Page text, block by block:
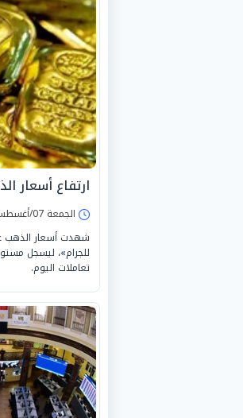
ارتفاع أسعار
الجمعة 07/أغسطس/2026 - 03:11 م
تعاملات اليوم.